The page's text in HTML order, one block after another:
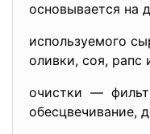
основывается на
используемого
оливки, соя, рапс
очистки —
обесцвечивание,